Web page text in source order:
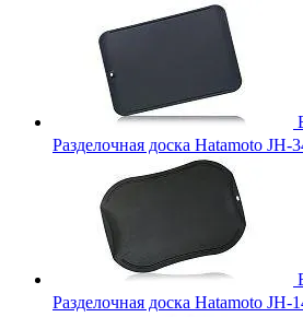
Разделочная доска Hatamoto JH-
Разделочная доска Hatamoto JH-